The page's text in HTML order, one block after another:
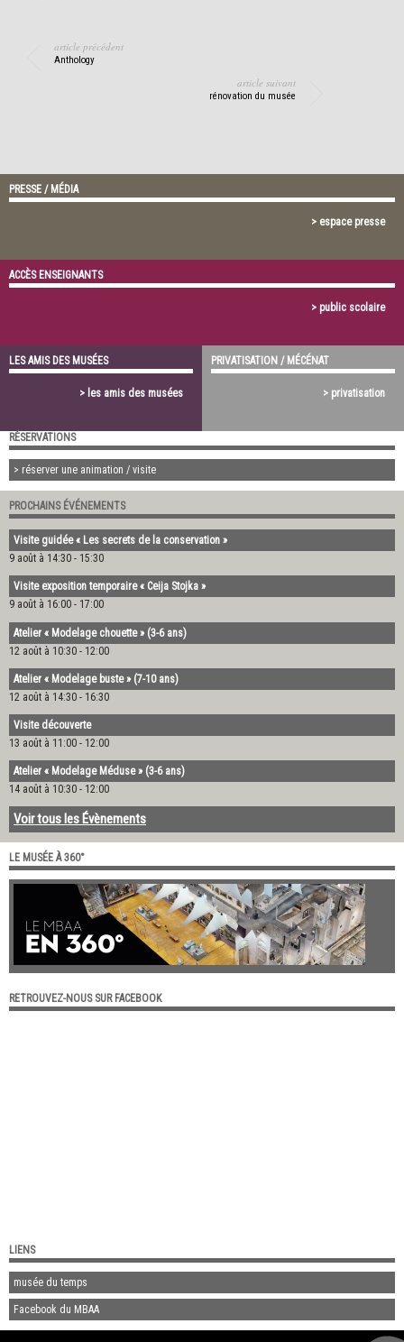
article précédent
Anthology
article suivant
rénovation du musée
PRESSE / MÉDIA
> espace presse
ACCÈS ENSEIGNANTS
> public scolaire
LES AMIS DES MUSÉES
> les amis des musées
PRIVATISATION / MÉCÉNAT
> privatisation
RÉSERVATIONS
> réserver une animation / visite
PROCHAINS ÉVÉNEMENTS
Visite guidée « Les secrets de la conservation »
9 août à 14:30 - 15:30
Visite exposition temporaire « Ceija Stojka »
9 août à 16:00 - 17:00
Atelier « Modelage chouette » (3-6 ans)
12 août à 10:30 - 12:00
Atelier « Modelage buste » (7-10 ans)
12 août à 14:30 - 16:30
Visite découverte
13 août à 11:00 - 12:00
Atelier « Modelage Méduse » (3-6 ans)
14 août à 10:30 - 12:00
Voir tous les Évènements
LE MUSÉE À 360°
RETROUVEZ-NOUS SUR FACEBOOK
LIENS
musée du temps
Facebook du MBAA